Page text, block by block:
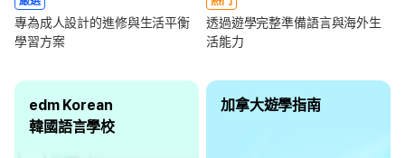
專為成人設計的進修與生活平衡
學習方案
透過遊學完整準備語言與海外生
活能力
edm Korean
韓國語言學校
加拿大遊學指南